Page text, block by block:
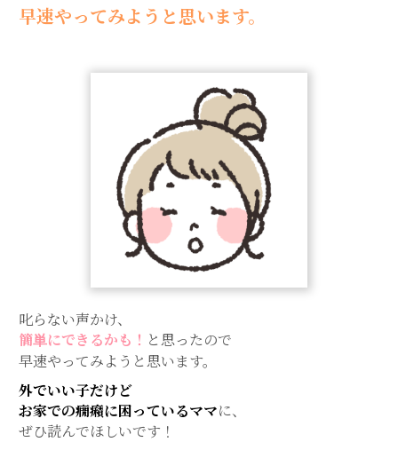
早速やってみようと思います。
叱らない声かけ、
簡単にできるかも！ と思ったので
早速やってみようと思います。
外でいい子だけど
お家での癇癪に困っているママに、
ぜひ読んでほしいです！